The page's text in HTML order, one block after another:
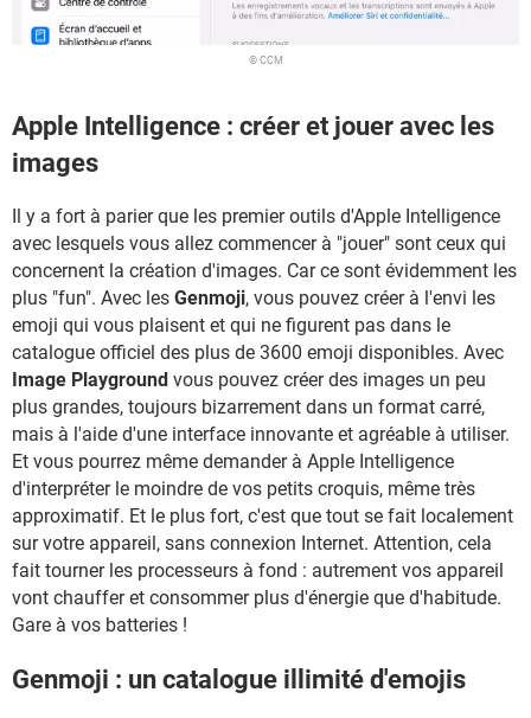
© CCM
Apple Intelligence : créer et jouer avec les
images
Il y a fort à parier que les premier outils d'Apple Intelligence
avec lesquels vous allez commencer à "jouer" sont ceux qui
concernent la création d'images. Car ce sont évidemment les
plus "fun". Avec les Genmoji, vous pouvez créer à l'envi les
emoji qui vous plaisent et qui ne figurent pas dans le
catalogue officiel des plus de 3600 emoji disponibles. Avec
Image Playground vous pouvez créer des images un peu
plus grandes, toujours bizarrement dans un format carré,
mais à l'aide d'une interface innovante et agréable à utiliser.
Et vous pourrez même demander à Apple Intelligence
d'interpréter le moindre de vos petits croquis, même très
approximatif. Et le plus fort, c'est que tout se fait localement
sur votre appareil, sans connexion Internet. Attention, cela
fait tourner les processeurs à fond : autrement vos appareil
vont chauffer et consommer plus d'énergie que d'habitude.
Gare à vos batteries !
Genmoji : un catalogue illimité d'emojis